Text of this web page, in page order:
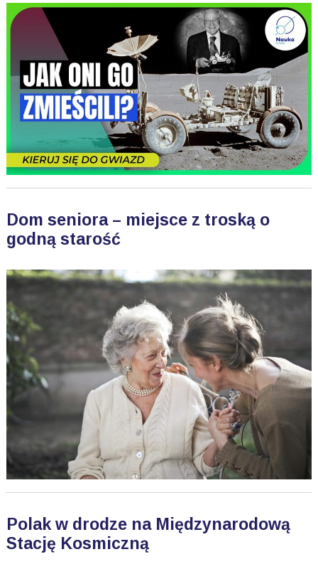
Dom seniora – miejsce z troską o
godną starość
Polak w drodze na Międzynarodową
Stację Kosmiczną